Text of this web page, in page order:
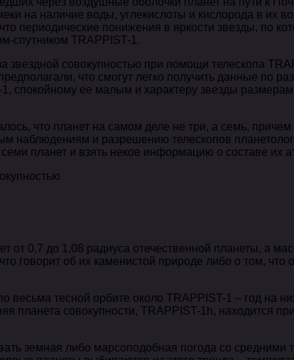
на наличие воды, углекислоты и кислорода в их
периодические понижения в яркости звезды, по
спутником TRAPPIST-1.
звездной совокупностью при помощи телескопа
что смогут легко получить данные по
спокойному ее малым и характеру звезды
что планет на самом деле не три, а семь, причем
наблюдениям и разрешению телескопов
планет и взять некое информацию о составе их
0,7 до 1,08 радиуса отечественной планеты, а
говорит об их каменистой природе либо о том,
весьма тесной орбите около TRAPPIST-1 – год на
планета совокупности, TRAPPIST-1h, находится
земная либо марсоподобная погода со средними